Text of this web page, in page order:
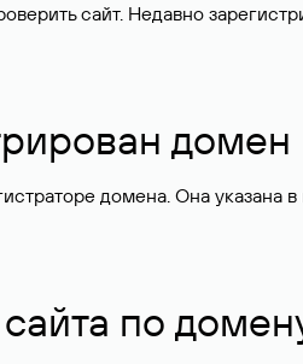
сайт. Недавно
домен
домена. Она указана
по